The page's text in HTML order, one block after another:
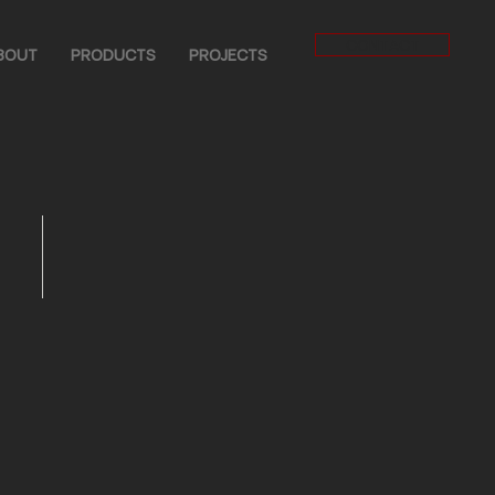
PRODUCTS PROJECTS